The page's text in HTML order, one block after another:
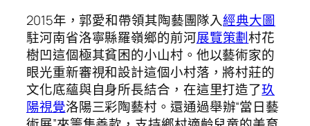
2015年，郭愛和帶領其陶藝團隊入經典大圖
駐河南省洛寧縣羅嶺鄉的前河展覽策劃村花
樹凹這個極其貧困的小山村。他以藝術家的
眼光重新審視和設計這個小村落，將村莊的
文化底蘊與自身所長結合，在這里打造了玖
陽視覺洛陽三彩陶藝村。還通過舉辦“當日藝